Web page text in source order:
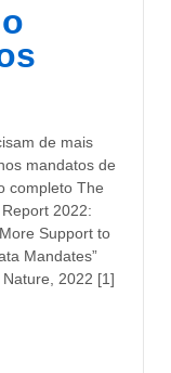
de mais
mandatos de
completo The
2022:
Support to
Mandates”
2022 [1]